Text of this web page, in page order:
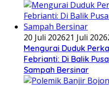
20 Juli 202621 Juli 2026
​Mengurai Duduk
Febrianti: Di Balik
Sampah Bersinar